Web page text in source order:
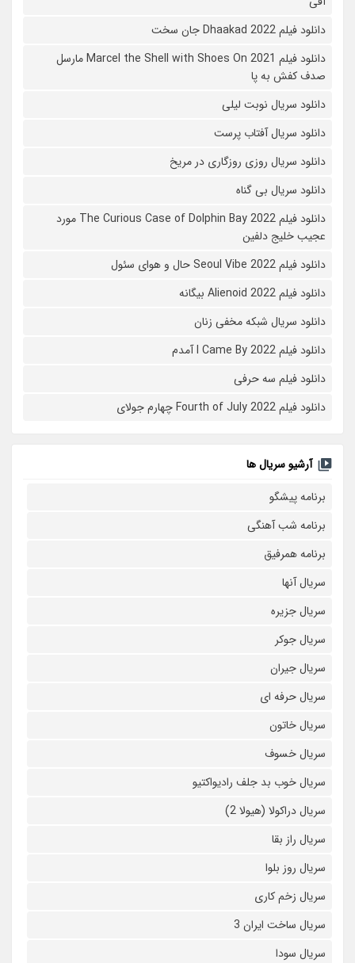
دانلود فیلم Dhaakad 2022 جان سخت
دانلود فیلم Marcel the Shell with Shoes On 2021 مارسل
صدف کفش به پا
دانلود سریال نوبت لیلی
دانلود سریال آفتاب پرست
دانلود سریال روزی روزگاری در مریخ
دانلود سریال بی گناه
دانلود فیلم The Curious Case of Dolphin Bay 2022 مورد
عجیب خلیج دلفین
دانلود فیلم Seoul Vibe 2022 حال و هوای سئول
دانلود فیلم Alienoid 2022 بیگانه
دانلود سریال شبکه مخفی زنان
دانلود فیلم I Came By 2022 آمدم
دانلود فیلم سه حرفی
دانلود فیلم Fourth of July 2022 چهارم جولای
آرشیو سریال ها
برنامه پیشگو
برنامه شب آهنگی
برنامه همرفیق
سریال آنها
سریال جزیره
سریال جوکر
سریال جیران
سریال حرفه ای
سریال خاتون
سریال خسوف
سریال خوب بد جلف رادیواکتیو
سریال دراکولا (هیولا 2)
سریال راز بقا
سریال روز بلوا
سریال زخم کاری
سریال ساخت ایران 3
سریال سودا